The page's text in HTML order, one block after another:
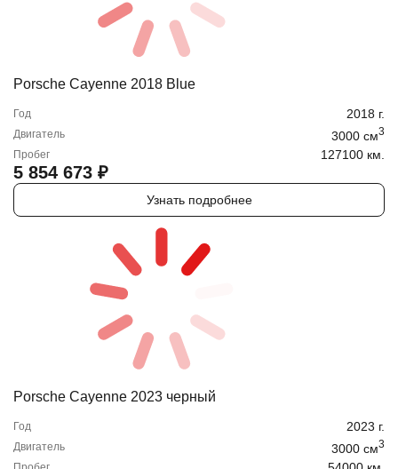
Porsche Cayenne 2018 Blue
Год 2018 г.
Двигатель 3000 cм3
Пробег 127100 км.
5 854 673 ₽
Узнать подробнее
Porsche Cayenne 2023 черный
Год 2023 г.
Двигатель 3000 cм3